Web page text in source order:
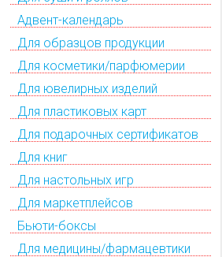
Адвент-календарь
Для образцов продукции
Для косметики/парфюмерии
Для ювелирных изделий
Для пластиковых карт
Для подарочных сертификатов
Для книг
Для настольных игр
Для маркетплейсов
Бьюти-боксы
Для медицины/фармацевтики